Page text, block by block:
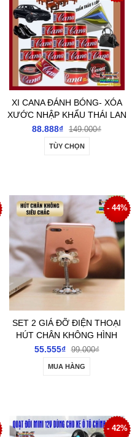
XI CANA ĐÁNH BÓNG- XÓA
XƯỚC NHẬP KHẨU THÁI LAN
88.888₫ 149.000₫
TÙY CHỌN
- 44%
SET 2 GIÁ ĐỠ ĐIỆN THOẠI
HÚT CHÂN KHÔNG HÌNH
BÔNG HOA
55.555₫ 99.000₫
MUA HÀNG
- 42%